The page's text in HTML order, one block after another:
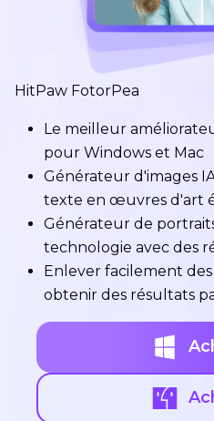
HitPaw FotorPea
Le meilleur
pour Windows et Mac
Générateur d'images
texte en œuvres d'art
Générateur de
technologie avec des
Enlever facilement
obtenir des résultats